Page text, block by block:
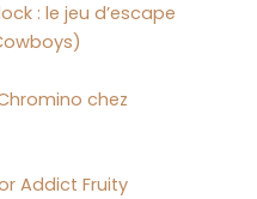
: le jeu d’escape
chez
Addict Fruity